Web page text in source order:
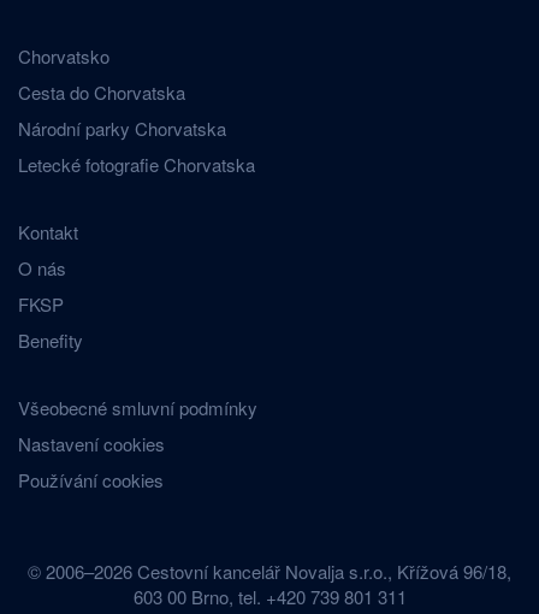
Chorvatsko
Cesta do Chorvatska
Národní parky Chorvatska
Letecké fotografie Chorvatska
Kontakt
O nás
FKSP
Benefity
Všeobecné smluvní podmínky
Nastavení cookies
Používání cookies
© 2006–2026 Cestovní kancelář Novalja s.r.o., Křížová 96/18,
603 00 Brno, tel. +420 739 801 311